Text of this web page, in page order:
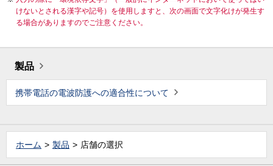
けないとされる漢字や記号）を使用しますと、次の画面で文字化けが発生す
る場合がありますのでご注意ください。
製品
携帯電話の電波防護への適合性について
ホーム 製品 店舗の選択